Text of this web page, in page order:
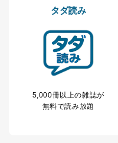
タダ読み
5,000冊以上の雑誌が
無料で読み放題